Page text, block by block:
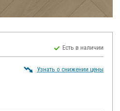
Есть в наличии
Узнать о снижении цены